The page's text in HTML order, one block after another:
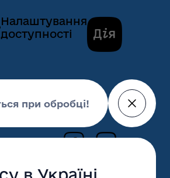
Налаштування
доступності